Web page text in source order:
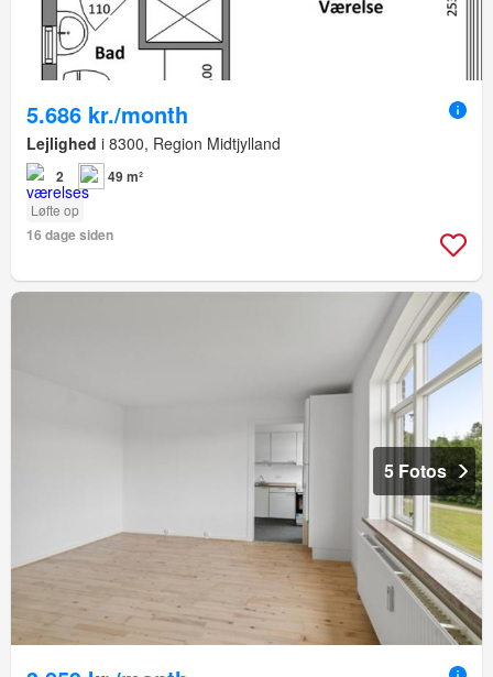
5.686 kr./month
Lejlighed i 8300, Region Midtjylland
2 49 m²
Løfte op
16 dage siden
5 Fotos